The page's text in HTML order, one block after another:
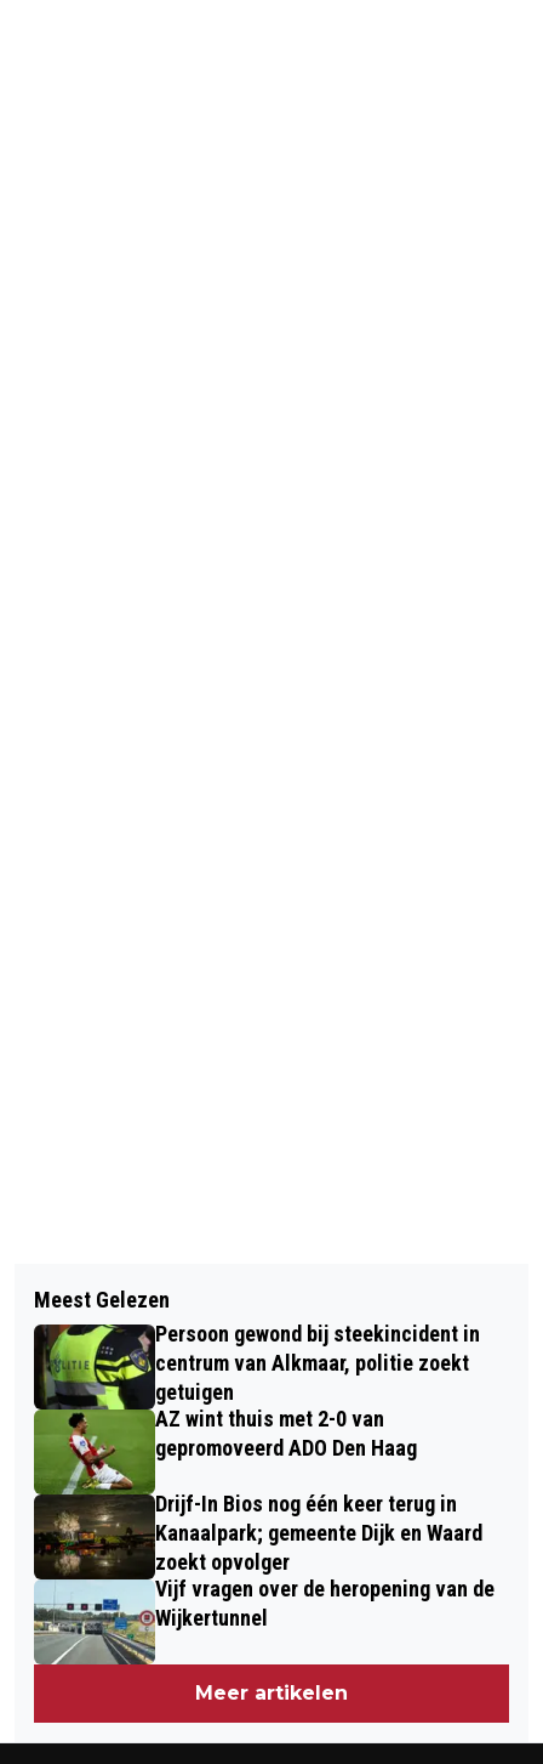
OPNIEUW AUTOBRAND OP
INDUSTRIETERREIN ZANDHORST:
DURE PORSCHE VERWOEST
VELSERBROEKSE NINA KESSLER WINT
JUBILEUMEDITIE EGMOND-PIER-
EGMOND
Meest Gelezen
Persoon gewond bij steekincident in
centrum van Alkmaar, politie zoekt
getuigen
AZ wint thuis met 2-0 van
gepromoveerd ADO Den Haag
Drijf-In Bios nog één keer terug in
Kanaalpark; gemeente Dijk en Waard
zoekt opvolger
Vijf vragen over de heropening van de
Wijkertunnel
Meer artikelen